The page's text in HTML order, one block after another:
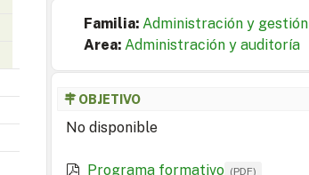
Familia: Administración y gestión
Area: Administración y auditoría
OBJETIVO
No disponible
Programa formativo (PDF)